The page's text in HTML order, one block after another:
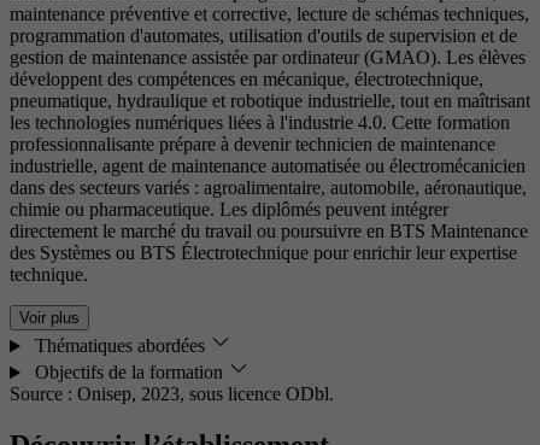
maintenance préventive et corrective, lecture de schémas techniques,
programmation d'automates, utilisation d'outils de supervision et de
gestion de maintenance assistée par ordinateur (GMAO). Les élèves
développent des compétences en mécanique, électrotechnique,
pneumatique, hydraulique et robotique industrielle, tout en maîtrisant
les technologies numériques liées à l'industrie 4.0. Cette formation
professionnalisante prépare à devenir technicien de maintenance
industrielle, agent de maintenance automatisée ou électromécanicien
dans des secteurs variés : agroalimentaire, automobile, aéronautique,
chimie ou pharmaceutique. Les diplômés peuvent intégrer
directement le marché du travail ou poursuivre en BTS Maintenance
des Systèmes ou BTS Électrotechnique pour enrichir leur expertise
technique.
Voir plus
Thématiques abordées
Objectifs de la formation
Source : Onisep, 2023, sous licence ODbl.